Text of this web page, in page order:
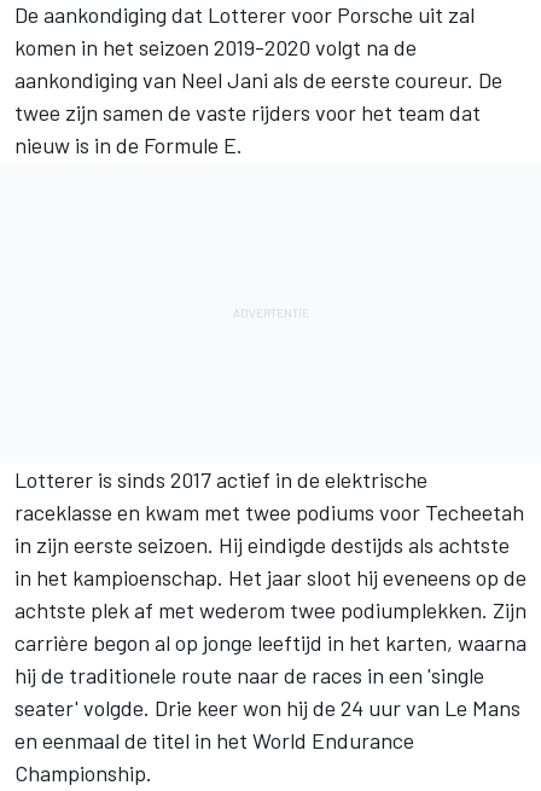
De aankondiging dat Lotterer voor Porsche uit zal
komen in het seizoen 2019-2020 volgt na de
aankondiging van Neel Jani als de eerste coureur. De
twee zijn samen de vaste rijders voor het team dat
nieuw is in de Formule E.
Lotterer is sinds 2017 actief in de elektrische
raceklasse en kwam met twee podiums voor Techeetah
in zijn eerste seizoen. Hij eindigde destijds als achtste
in het kampioenschap. Het jaar sloot hij eveneens op de
achtste plek af met wederom twee podiumplekken. Zijn
carrière begon al op jonge leeftijd in het karten, waarna
hij de traditionele route naar de races in een 'single
seater' volgde. Drie keer won hij de 24 uur van Le Mans
en eenmaal de titel in het World Endurance
Championship.